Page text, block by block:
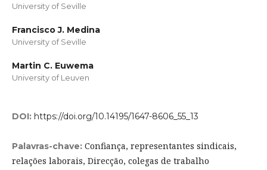
University of Seville
Francisco J. Medina
University of Seville
Martin C. Euwema
University of Leuven
DOI: https://doi.org/10.14195/1647-8606_55_13
Palavras-chave: Confiança, representantes sindicais,
relações laborais, Direcção, colegas de trabalho